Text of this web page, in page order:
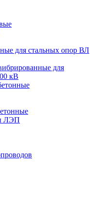
для стальных опор ВЛ
для
кВ
ЛЭП